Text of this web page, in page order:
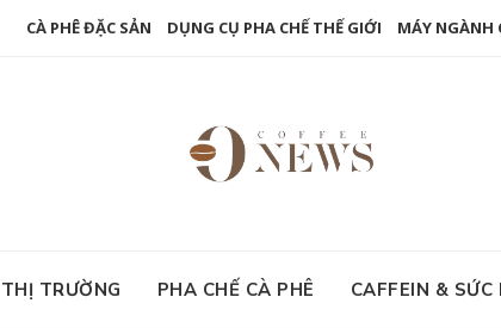
CÀ PHÊ ĐẶC SẢN DỤNG CỤ PHA CHẾ THẾ GIỚI MÁY NGÀNH
THỊ TRƯỜNG PHA CHẾ CÀ PHÊ CAFFEIN & SỨC